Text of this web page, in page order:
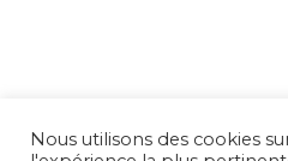
Nous utilisons des cookies